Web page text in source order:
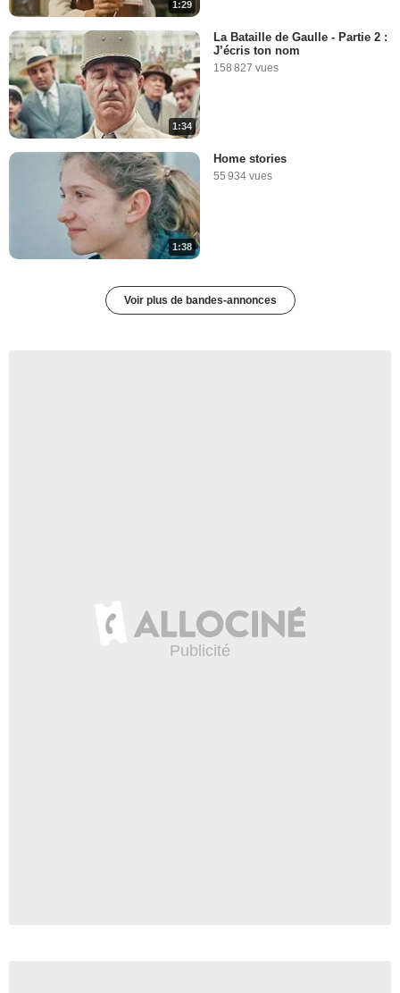
1:29
1:34
La Bataille de Gaulle - Partie 2 :
J’écris ton nom
158 827 vues
1:38
Home stories
55 934 vues
Voir plus de bandes-annonces